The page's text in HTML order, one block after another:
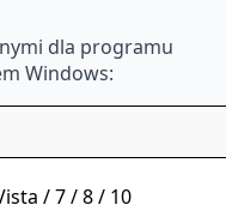
dla programu
Windows:
/ 7 / 8 / 10